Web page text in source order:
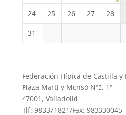
24 25 26 27 28
31
Federación Hípica de Castilla y
Plaza Martí y Monsó Nº3, 1º
47001, Valladolid
Tlf: 983371821/Fax: 983330045